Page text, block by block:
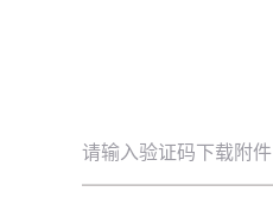
请输入验证码下载附件